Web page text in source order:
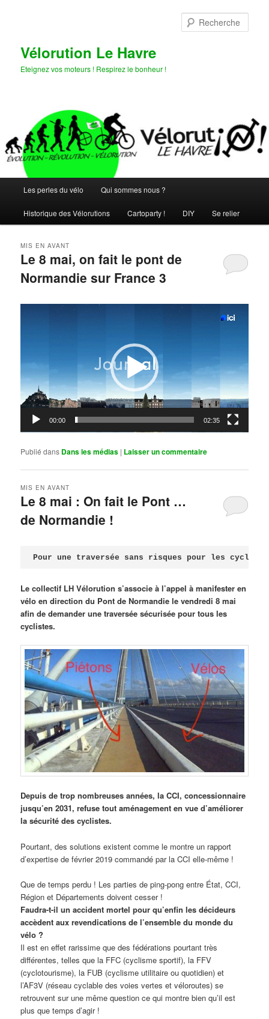
Vélorution Le Havre
Eteignez vos moteurs ! Respirez le bonheur !
principal
Les perles du vélo Qui sommes nous ?
Historique des Vélorutions Cartoparty ! DIY Se relier
Le 8 mai, on fait le pont de
Normandie sur France 3
MIS EN AVANT
00:00 02:35
Publié dans Dans les médias | Laisser un commentaire
Le 8 mai : On fait le Pont …
de Normandie !
MIS EN AVANT
Pour une traversée sans risques pour les
Le collectif LH Vélorution s’associe à l’appel à manifester en
vélo en direction du Pont de Normandie le vendredi 8 mai
afin de demander une traversée sécurisée pour tous les
cyclistes.
Depuis de trop nombreuses années, la CCI, concessionnaire
jusqu’en 2031, refuse tout aménagement en vue d’améliorer
la sécurité des cyclistes.
Pourtant, des solutions existent comme le montre un rapport
d’expertise de février 2019 commandé par la CCI elle-même !
Que de temps perdu ! Les parties de ping-pong entre État, CCI,
Région et Départements doivent cesser !
Faudra-t-il un accident mortel pour qu’enfin les décideurs
accèdent aux revendications de l’ensemble du monde du
vélo ?
Il est en effet rarissime que des fédérations pourtant très
différentes, telles que la FFC (cyclisme sportif), la FFV
(cyclotourisme), la FUB (cyclisme utilitaire ou quotidien) et
l’AF3V (réseau cyclable des voies vertes et véloroutes) se
retrouvent sur une même question ce qui montre bien qu’il est
plus que temps d’agir !